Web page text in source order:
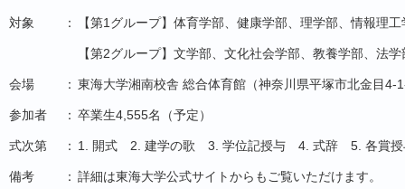
対象 ： 【第1グループ】体育学部、健康学部、理学部、情報理
【第2グループ】文学部、文化社会学部、教養学部、法
会場 ： 東海大学湘南校舎 総合体育館（神奈川県平塚市北金目4-
参加者 ： 卒業生4,555名（予定）
式次第 ： 1. 開式 2. 建学の歌 3. 学位記授与 4. 式辞 5. 各賞
備考 ： 詳細は東海大学公式サイトからもご覧いただけます。